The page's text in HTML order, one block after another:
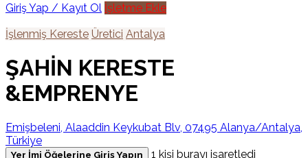
Giriş Yap / Kayıt Ol İşletme Ekle
İşlenmiş Kereste Üretici Antalya
ŞAHİN KERESTE
&EMPRENYE
Emişbeleni, Alaaddin Keykubat Blv, 07495 Alanya/Antalya,
Türkiye
Yer İmi Öğelerine Giriş Yapın
1 kişi burayı işaretledi